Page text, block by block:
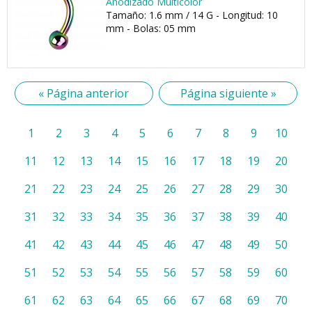
Tamaño: 1.6 mm / 14 G - Longitud: 10
mm - Bolas: 05 mm
« Página anterior Página siguiente »
1 2 3 4 5 6 7 8 9
10
11
12 13 14 15 16 17 18 19
20
21
22 23 24 25 26 27 28 29
30
31
32 33 34 35 36 37 38 39
40
41
42 43 44 45 46 47 48 49
50
51
52 53 54 55 56 57 58 59
60
61
62 63 64 65 66 67 68 69
70